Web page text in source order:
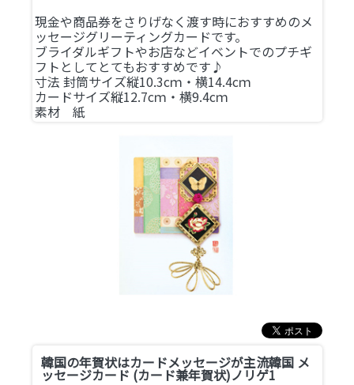
現金や商品券をさりげなく渡す時におすすめのメ
ッセージグリーティングカードです。
ブライダルギフトやお店などイベントでのプチギ
フトとしてとてもおすすめです♪
寸法 封筒サイズ縦10.3cｍ・横14.4cｍ
カードサイズ縦12.7cｍ・横9.4cｍ
素材 紙
韓国の年賀状はカードメッセージが主流韓国 メ
ッセージカード (カード兼年賀状)ノリゲ1